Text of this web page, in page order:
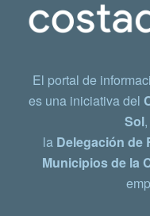
El portal de
es una iniciativa del
Sol
la Delegación de
Municipios de la